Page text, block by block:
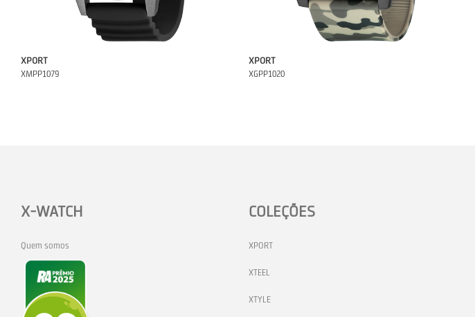
XPORT
XMPP1079
XPORT
XGPP1020
X-WATCH
Quem somos
COLEÇÕES
XPORT
XTEEL
XTYLE